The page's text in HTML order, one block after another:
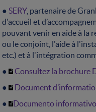
●SERY, partenaire de
d'accueil et
pouvant venir en aide à la
ou le conjoint, l'aide à
etc.) et à l'intégration
●
Consultez la brochure
●
Document
●
Documento